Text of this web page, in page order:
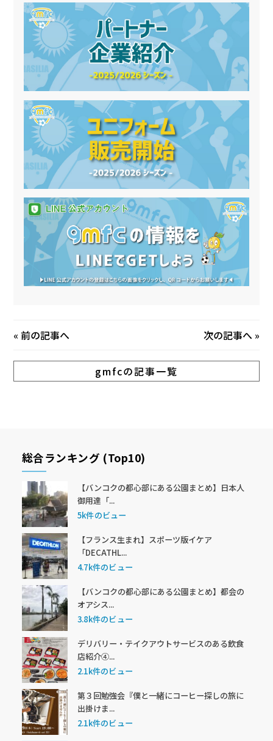
«前の記事へ 次の記事へ »
gmfcの記事一覧
総合ランキング (Top10)
【バンコクの都心部にある公園まとめ】日本人
御用達「...
5k件のビュー
【フランス生まれ】スポーツ版イケア
「DECATHL...
4.7k件のビュー
【バンコクの都心部にある公園まとめ】都会の
オアシス...
3.8k件のビュー
デリバリー・テイクアウトサービスのある飲食
店紹介④...
2.1k件のビュー
第３回勉強会『僕と一緒にコーヒー探しの旅に
出掛けま...
2.1k件のビュー